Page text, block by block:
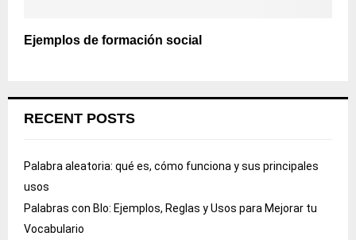
Ejemplos de formación social
RECENT POSTS
Palabra aleatoria: qué es, cómo funciona y sus principales
usos
Palabras con Blo: Ejemplos, Reglas y Usos para Mejorar tu
Vocabulario